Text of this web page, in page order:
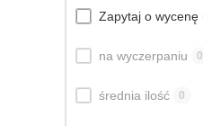
DostępnośćZapytaj o wycenę
na wyczerpaniu 0
średnia ilość 0